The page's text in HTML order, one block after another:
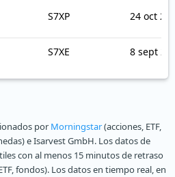
S7XP 24 oct
S7XE 8 sept
por Morningstar(acciones, ETF,
e Isarvest GmbH. Los datos de
con al menos 15 minutos de retraso
fondos). Los datos en tiempo real, en